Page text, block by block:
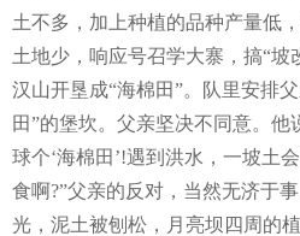
土不多，加上种植的品种产量低
土地少，响应号召学大寨，搞“坡
汉山开垦成“海棉田”。队里安排
田”的堡坎。父亲坚决不同意。他
球个‘海棉田’!遇到洪水，一坡土
食啊?”父亲的反对，当然无济于
光，泥土被刨松，月亮坝四周的